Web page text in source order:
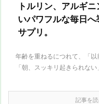
トルリン、アルギ
いパワフルな毎日
サプリ。
年齢を重ねるにつれて、「以
「朝、スッキリ起きられな
記事を